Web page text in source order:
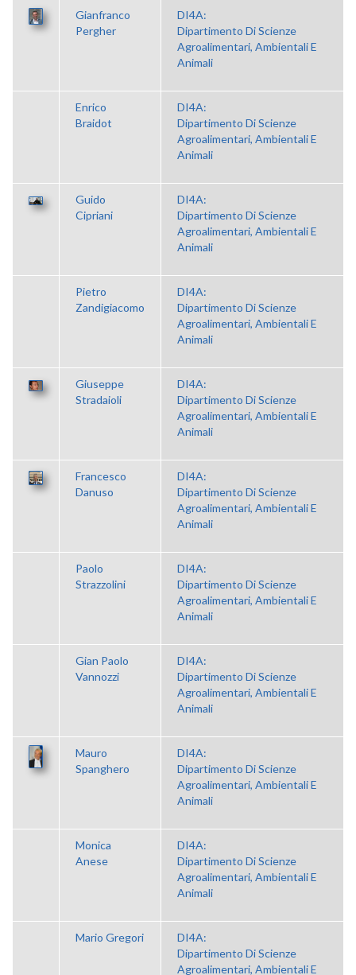
Gianfranco
Pergher
DI4A:
Dipartimento Di Scienze
Agroalimentari, Ambientali E
Animali
Enrico
Braidot
DI4A:
Dipartimento Di Scienze
Agroalimentari, Ambientali E
Animali
Guido
Cipriani
DI4A:
Dipartimento Di Scienze
Agroalimentari, Ambientali E
Animali
Pietro
Zandigiacomo
DI4A:
Dipartimento Di Scienze
Agroalimentari, Ambientali E
Animali
Giuseppe
Stradaioli
DI4A:
Dipartimento Di Scienze
Agroalimentari, Ambientali E
Animali
Francesco
Danuso
DI4A:
Dipartimento Di Scienze
Agroalimentari, Ambientali E
Animali
Paolo
Strazzolini
DI4A:
Dipartimento Di Scienze
Agroalimentari, Ambientali E
Animali
Gian Paolo
Vannozzi
DI4A:
Dipartimento Di Scienze
Agroalimentari, Ambientali E
Animali
Mauro
Spanghero
DI4A:
Dipartimento Di Scienze
Agroalimentari, Ambientali E
Animali
Monica
Anese
DI4A:
Dipartimento Di Scienze
Agroalimentari, Ambientali E
Animali
Mario Gregori
DI4A:
Dipartimento Di Scienze
Agroalimentari, Ambientali E